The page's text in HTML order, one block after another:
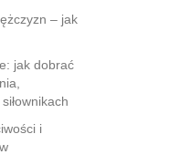
– jak
jak dobrać
i